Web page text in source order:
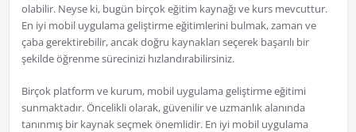
olabilir. Neyse ki, bugün birçok eğitim kaynağı ve kurs mevcuttur.
En iyi mobil uygulama geliştirme eğitimlerini bulmak, zaman ve
çaba gerektirebilir, ancak doğru kaynakları seçerek başarılı bir
şekilde öğrenme sürecinizi hızlandırabilirsiniz.
Birçok platform ve kurum, mobil uygulama geliştirme eğitimi
sunmaktadır. Öncelikli olarak, güvenilir ve uzmanlık alanında
tanınmış bir kaynak seçmek önemlidir. En iyi mobil uygulama